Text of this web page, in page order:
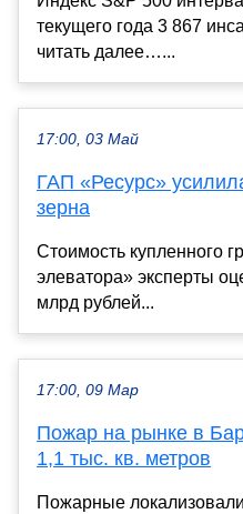
текущего года 3 867
читать далее…...
17:00, 03 Май
ГАП «Ресурс»
зерна
Стоимость купленного
элеватора» эксперты
млрд рублей...
17:00, 09 Мар
Пожар на рынке в
1,1 тыс. кв. метров
Пожарные